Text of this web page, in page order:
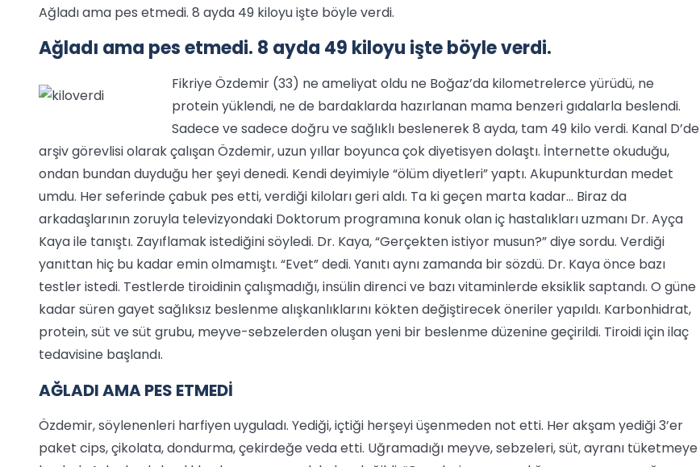
Ağladı ama pes etmedi. 8 ayda 49 kiloyu işte böyle verdi.
Ağladı ama pes etmedi. 8 ayda 49 kiloyu işte böyle verdi.
Fikriye Özdemir (33) ne ameliyat oldu ne Boğaz’da kilometrelerce yürüdü, ne
protein yüklendi, ne de bardaklarda hazırlanan mama benzeri gıdalarla beslendi.
Sadece ve sadece doğru ve sağlıklı beslenerek 8 ayda, tam 49 kilo verdi. Kanal D’de
arşiv görevlisi olarak çalışan Özdemir, uzun yıllar boyunca çok diyetisyen dolaştı. İnternette okuduğu,
ondan bundan duyduğu her şeyi denedi. Kendi deyimiyle “ölüm diyetleri” yaptı. Akupunkturdan medet
umdu. Her seferinde çabuk pes etti, verdiği kiloları geri aldı. Ta ki geçen marta kadar... Biraz da
arkadaşlarının zoruyla televizyondaki Doktorum programına konuk olan iç hastalıkları uzmanı Dr. Ayça
Kaya ile tanıştı. Zayıflamak istediğini söyledi. Dr. Kaya, “Gerçekten istiyor musun?” diye sordu. Verdiği
yanıttan hiç bu kadar emin olmamıştı. “Evet” dedi. Yanıtı aynı zamanda bir sözdü. Dr. Kaya önce bazı
testler istedi. Testlerde tiroidinin çalışmadığı, insülin direnci ve bazı vitaminlerde eksiklik saptandı. O güne
kadar süren gayet sağlıksız beslenme alışkanlıklarını kökten değiştirecek öneriler yapıldı. Karbonhidrat,
protein, süt ve süt grubu, meyve-sebzelerden oluşan yeni bir beslenme düzenine geçirildi. Tiroidi için ilaç
tedavisine başlandı.
AĞLADI AMA PES ETMEDİ
Özdemir, söylenenleri harfiyen uyguladı. Yediği, içtiği herşeyi üşenmeden not etti. Her akşam yediği 3’er
paket cips, çikolata, dondurma, çekirdeğe veda etti. Uğramadığı meyve, sebzeleri, süt, ayranı tüketmeye